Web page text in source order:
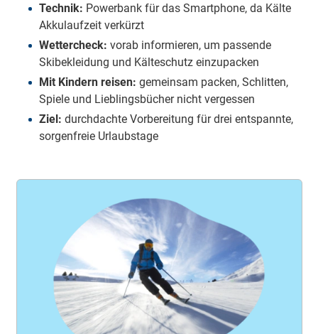
Technik: Powerbank für das Smartphone, da Kälte
Akkulaufzeit verkürzt
Wettercheck: vorab informieren, um passende
Skibekleidung und Kälteschutz einzupacken
Mit Kindern reisen: gemeinsam packen, Schlitten,
Spiele und Lieblingsbücher nicht vergessen
Ziel: durchdachte Vorbereitung für drei entspannte,
sorgenfreie Urlaubstage